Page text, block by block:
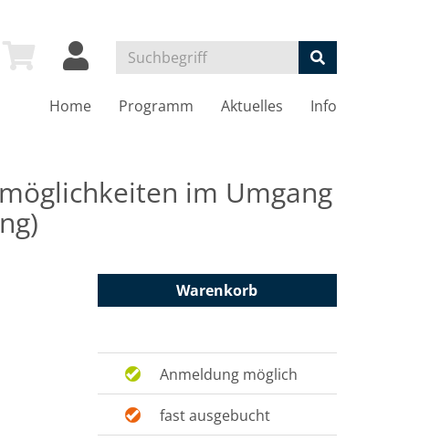
Home Programm Aktuelles Info
im Umgang
Warenkorb
Anmeldung möglich
fast ausgebucht